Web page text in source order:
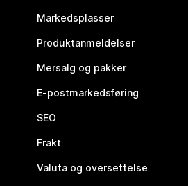
Markedsplasser
Produktanmeldelser
Mersalg og pakker
E-postmarkedsføring
SEO
Frakt
Valuta og oversettelse